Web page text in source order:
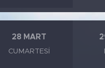
28 MART
CUMARTESI